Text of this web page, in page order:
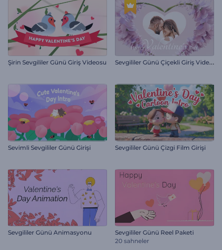
Şirin Sevgililer Günü Giriş Videosu S
evgililer Günü Çiçekli Giriş Videosu
Sevimli Sevgililer Günü Girişi Sevgililer Günü Çizgi Film Girişi
Sevgililer Günü Animasyonu
Sevgililer Günü Reel Paketi
20 sahneler